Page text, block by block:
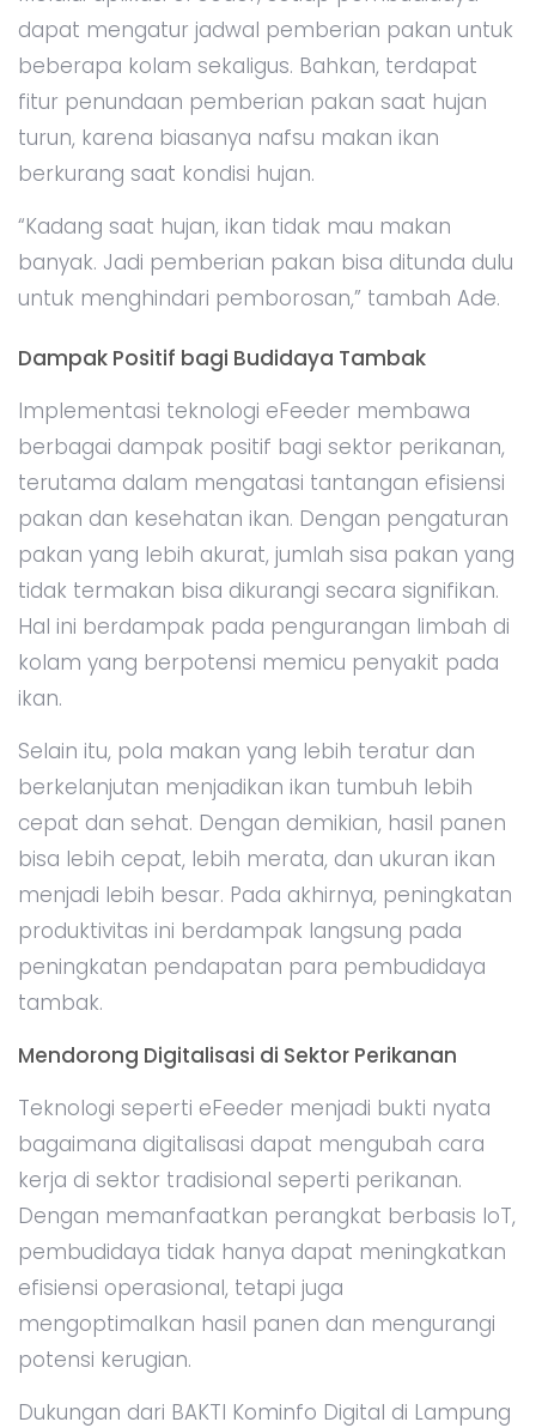
dapat mengatur jadwal pemberian pakan untuk
beberapa kolam sekaligus. Bahkan, terdapat
fitur penundaan pemberian pakan saat hujan
turun, karena biasanya nafsu makan ikan
berkurang saat kondisi hujan.
“Kadang saat hujan, ikan tidak mau makan
banyak. Jadi pemberian pakan bisa ditunda dulu
untuk menghindari pemborosan,” tambah Ade.
Dampak Positif bagi Budidaya Tambak
Implementasi teknologi eFeeder membawa
berbagai dampak positif bagi sektor perikanan,
terutama dalam mengatasi tantangan efisiensi
pakan dan kesehatan ikan. Dengan pengaturan
pakan yang lebih akurat, jumlah sisa pakan yang
tidak termakan bisa dikurangi secara signifikan.
Hal ini berdampak pada pengurangan limbah di
kolam yang berpotensi memicu penyakit pada
ikan.
Selain itu, pola makan yang lebih teratur dan
berkelanjutan menjadikan ikan tumbuh lebih
cepat dan sehat. Dengan demikian, hasil panen
bisa lebih cepat, lebih merata, dan ukuran ikan
menjadi lebih besar. Pada akhirnya, peningkatan
produktivitas ini berdampak langsung pada
peningkatan pendapatan para pembudidaya
tambak.
Mendorong Digitalisasi di Sektor Perikanan
Teknologi seperti eFeeder menjadi bukti nyata
bagaimana digitalisasi dapat mengubah cara
kerja di sektor tradisional seperti perikanan.
Dengan memanfaatkan perangkat berbasis IoT,
pembudidaya tidak hanya dapat meningkatkan
efisiensi operasional, tetapi juga
mengoptimalkan hasil panen dan mengurangi
potensi kerugian.
Dukungan dari BAKTI Kominfo Digital di Lampung